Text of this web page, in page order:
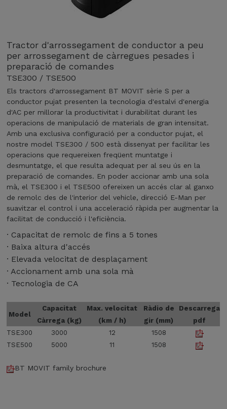
Tractor d'arrossegament de conductor a peu
per arrossegament de càrregues pesades i
preparació de comandes
TSE300 / TSE500
Els tractors d'arrossegament BT MOVIT sèrie S per a
conductor pujat presenten la tecnologia d'estalvi d'energia
d'AC per millorar la productivitat i durabilitat durant les
operacions de manipulació de materials de gran intensitat.
Amb una exclusiva configuració per a conductor pujat, el
nostre model TSE300 / 500 està dissenyat per facilitar les
operacions que requereixen freqüent muntatge i
desmuntatge, el que resulta adequat per al seu ús en la
preparació de comandes. En poder accionar amb una sola
mà, el TSE300 i el TSE500 ofereixen un accés clar al ganxo
de remolc des de l'interior del vehicle, direcció E-Man per
suavitzar el control i una acceleració ràpida per augmentar la
facilitat de conducció i l'eficiència.
· Capacitat de remolc de fins a 5 tones
· Baixa altura d'accés
· Elevada velocitat de desplaçament
· Accionament amb una sola mà
· Tecnologia de CA
Model
Capacitat
Càrrega (kg)
Max. velocitat
(km / h)
Ràdio de
gir (mm)
Descarrega
pdf
TSE300
3000 12
1508
TSE500
5000 11 1508
BT MOVIT family brochure